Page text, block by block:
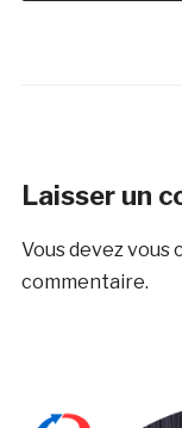
Laisser un
Vous devez vous
commentaire.